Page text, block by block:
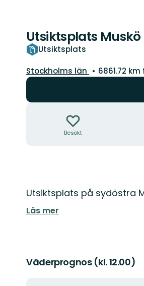
Utsiktsplats Muskö
Utsiktsplats
Län:
Stockholms län
6861.72
Besökt
Beskrivning
Utsiktsplats på sydöstra
Läs mer
Väderprognos (kl. 12.00)